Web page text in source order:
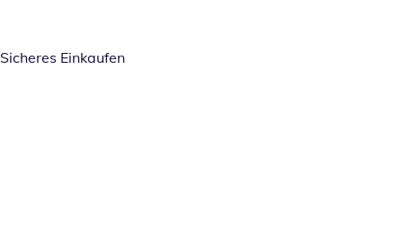
Sicheres Einkaufen